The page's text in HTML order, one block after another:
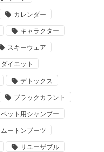
カレンダー
キャラクター
スキーウェア
ダイエット
デトックス
ブラックカラント
ペット用シャンプー
ムートンブーツ
リユーザブル